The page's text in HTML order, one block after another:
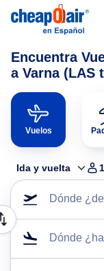
Encuentra
a Varna (LAS
Vuelos
Ida y vuelta 1
Dónde
Dónde